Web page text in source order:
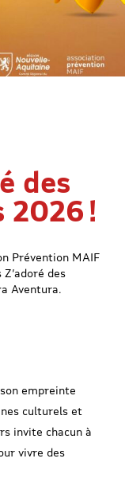
des
2026 !
Prévention MAIF
des
Aventura.
empreinte
culturels et
invite chacun à
vivre des